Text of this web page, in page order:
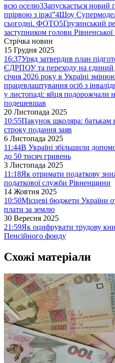
всю оселю3Запускається новий
прірвою з іржі”4Шоу
сьогодні. ФОТО5Грузинський
заступником голови
Стрічка новин
15 Грудня 2025
16:37Уряд затвердив план
ЄДРПОУ та переходу на єдиний
січня 2026 року в Україні
працевлаштування осіб з
у листопаді: яйця подорожчали
подешевшав
20 Листопада 2025
10:55Пакунок школяра: батькам
строку подання заяв
6 Листопада 2025
11:44В Україні збільшили
до 50 тисяч гривень
3 Листопада 2025
11:18Як отримати податкову
податкової служби Рівненщини
14 Жовтня 2025
10:50Місцеві бюджети України
плати за землю
30 Вересня 2025
21:59Як оцифрувати трудову
Пенсійного фонду
Схожі матеріали